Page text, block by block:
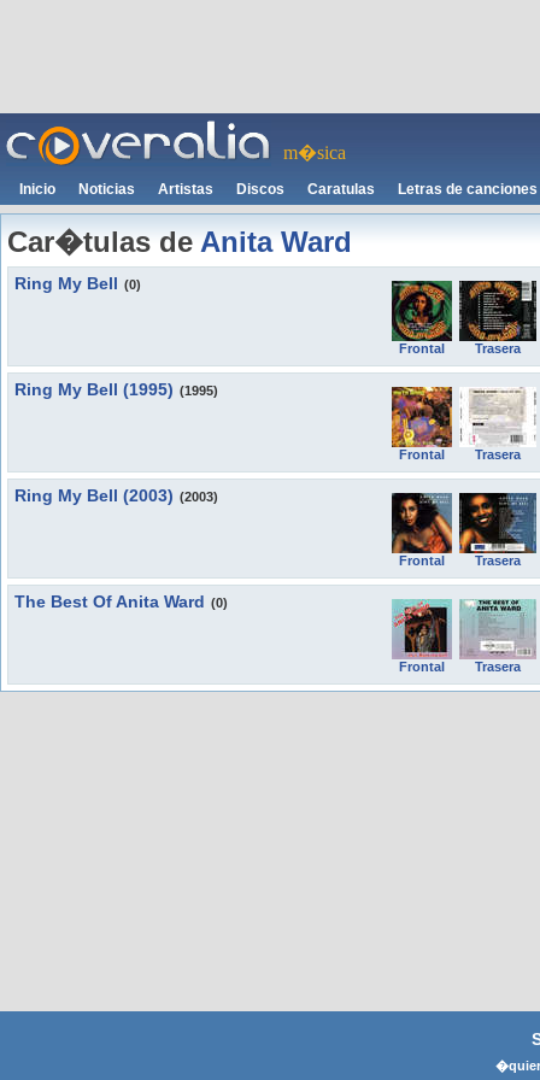
m�sica
Inicio Noticias Artistas Discos Caratulas Letras de canciones
Car�tulas de Anita Ward
Ring My Bell (0)
Frontal Trasera
Ring My Bell (1995) (1995)
Frontal Trasera
Ring My Bell (2003) (2003)
Frontal Trasera
The Best Of Anita Ward (0)
Frontal Trasera